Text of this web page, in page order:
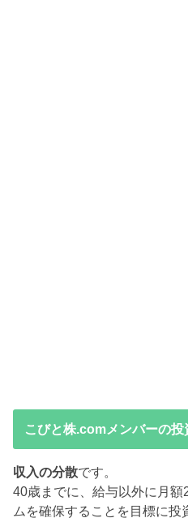
こびと株.comメンバーの投
収入の分散です。
40歳までに、給与以外に月
ムを確保することを目標に投